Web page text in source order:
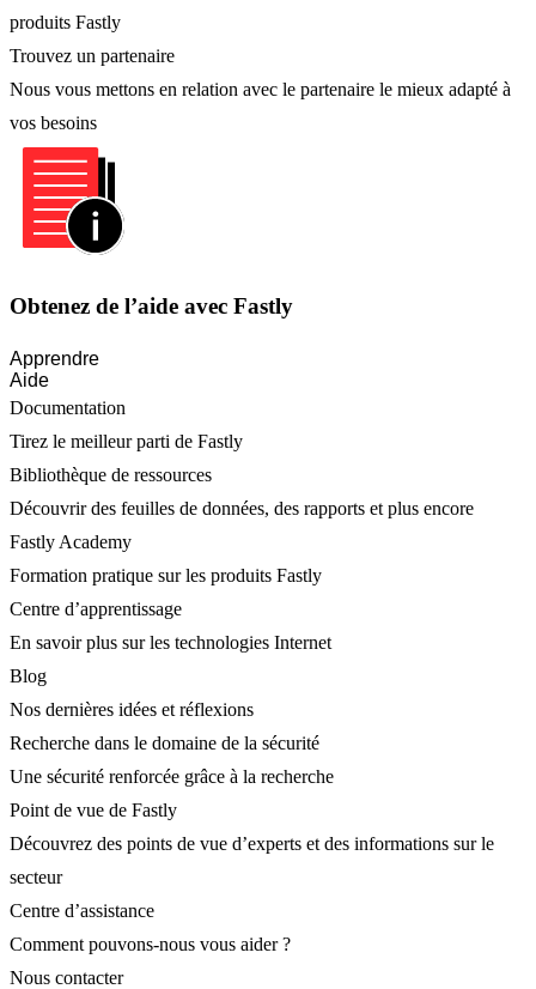
produits Fastly
Trouvez un partenaire
Nous vous mettons en relation avec le partenaire le mieux adapté à
vos besoins
Obtenez de l’aide avec Fastly
Apprendre
Aide
Documentation
Tirez le meilleur parti de Fastly
Bibliothèque de ressources
Découvrir des feuilles de données, des rapports et plus encore
Fastly Academy
Formation pratique sur les produits Fastly
Centre d’apprentissage
En savoir plus sur les technologies Internet
Blog
Nos dernières idées et réflexions
Recherche dans le domaine de la sécurité
Une sécurité renforcée grâce à la recherche
Point de vue de Fastly
Découvrez des points de vue d’experts et des informations sur le
secteur
Centre d’assistance
Comment pouvons-nous vous aider ?
Nous contacter